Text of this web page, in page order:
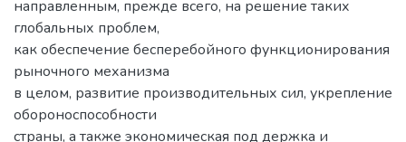
направленным, прежде всего, на решение таких
глобальных проблем,
как обеспечение бесперебойного функционирования
рыночного механизма
в целом, развитие производительных сил, укрепление
обороноспособности
страны, а также экономическая под держка и